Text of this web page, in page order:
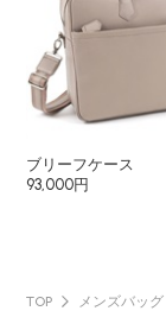
ブリーフケース
93,000円
TOP メンズバッグ